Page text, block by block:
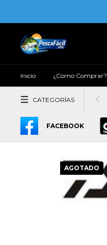
Inicio ¿Como Comprar?
CATEGORÍAS
FACEBOOK
AGOTADO